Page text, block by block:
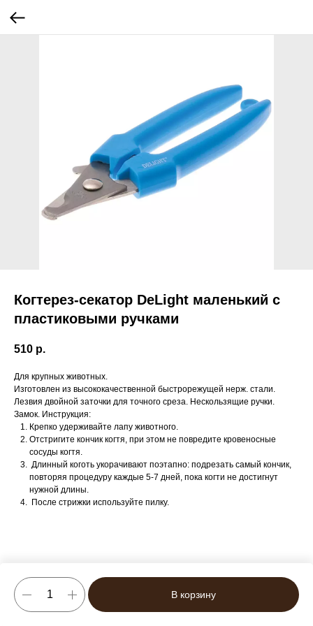
Когтерез-секатор DeLight маленький с
пластиковыми ручками
510 р.
В корзину
Для крупных животных.
Изготовлен из высококачественной быстрорежущей нерж. стали.
Лезвия двойной заточки для точного среза. Нескользящие ручки.
Замок. Инструкция:
Крепко удерживайте лапу животного.
Отстригите кончик когтя, при этом не повредите кровеносные
сосуды когтя.
Длинный коготь укорачивают поэтапно: подрезать самый кончик,
повторяя процедуру каждые 5-7 дней, пока когти не достигнут
нужной длины.
После стрижки используйте пилку.